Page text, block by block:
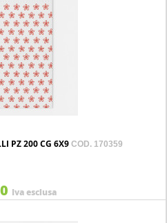
PZ 200 CG 6X9 COD. 170359
Iva esclusa